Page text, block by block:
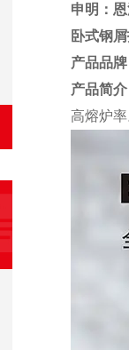
申明：
卧式钢
产品品
产品简
高熔炉